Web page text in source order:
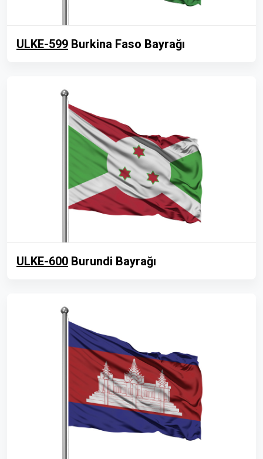
ULKE-599 Burkina Faso Bayrağı
ULKE-600 Burundi Bayrağı